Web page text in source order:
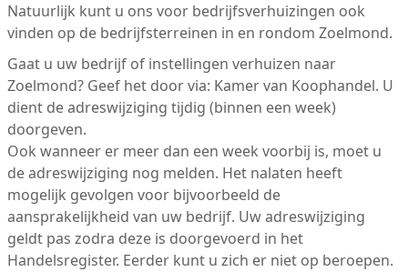
Natuurlijk kunt u ons voor bedrijfsverhuizingen ook
vinden op de bedrijfsterreinen in en rondom Zoelmond.
Gaat u uw bedrijf of instellingen verhuizen naar
Zoelmond? Geef het door via: Kamer van Koophandel. U
dient de adreswijziging tijdig (binnen een week)
doorgeven.
Ook wanneer er meer dan een week voorbij is, moet u
de adreswijziging nog melden. Het nalaten heeft
mogelijk gevolgen voor bijvoorbeeld de
aansprakelijkheid van uw bedrijf. Uw adreswijziging
geldt pas zodra deze is doorgevoerd in het
Handelsregister. Eerder kunt u zich er niet op beroepen.